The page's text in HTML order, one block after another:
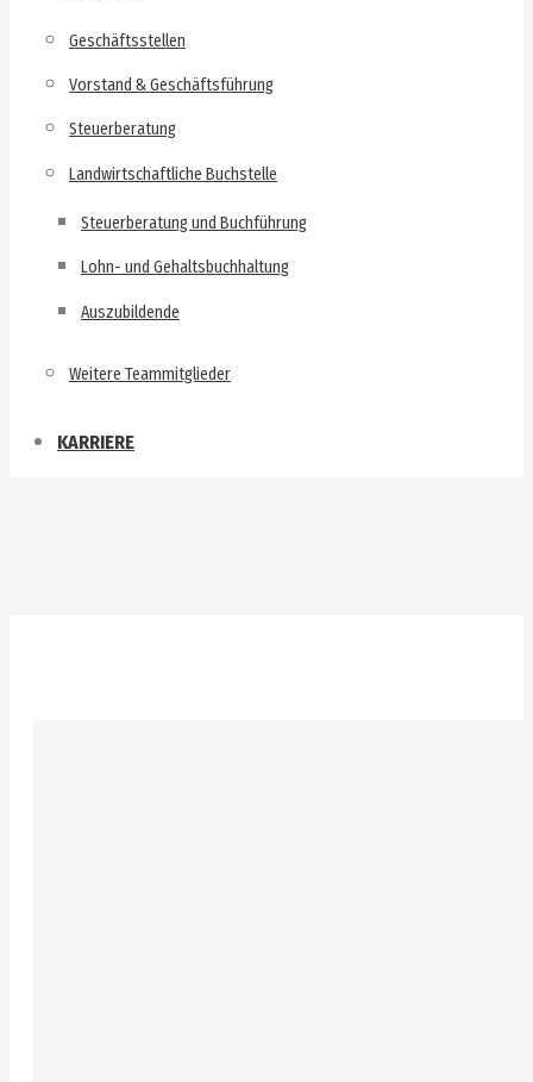
Geschäftsstellen
Vorstand & Geschäftsführung
Steuerberatung
Landwirtschaftliche Buchstelle
Steuerberatung und Buchführung
Lohn- und Gehaltsbuchhaltung
Auszubildende
Weitere Teammitglieder
KARRIERE